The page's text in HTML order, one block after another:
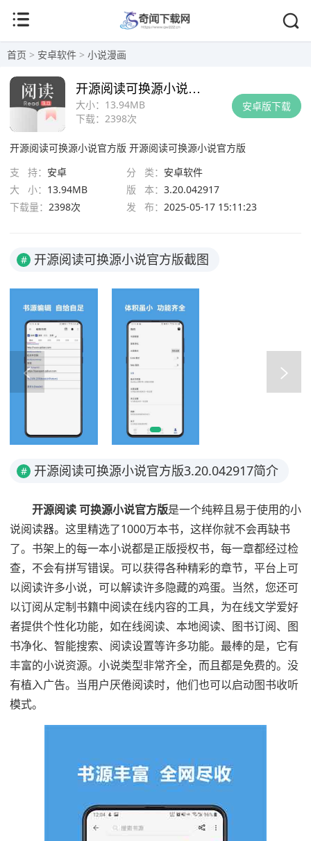
首页 > 安卓软件 > 小说漫画
安卓版下载
大小： 13.94MB
下载： 2398次
开源阅读可换源小说官方版
开源阅读可换源小说官方版 开源阅读可换源小说官方版
支 持： 安卓 分 类： 安卓软件
大 小： 13.94MB 版 本： 3.20.042917
下载量： 2398次 发 布： 2025-05-17 15:11:23
# 开源阅读可换源小说官方版截图
# 开源阅读可换源小说官方版3.20.042917简介
开源阅读 可换源小说官方版是一个纯粹且易于使用的小
说阅读器。这里精选了1000万本书，这样你就不会再缺书
了。书架上的每一本小说都是正版授权书，每一章都经过检
查，不会有拼写错误。可以获得各种精彩的章节，平台上可
以阅读许多小说，可以解读许多隐藏的鸡蛋。当然，您还可
以订阅从定制书籍中阅读在线内容的工具，为在线文学爱好
者提供个性化功能，如在线阅读、本地阅读、图书订阅、图
书净化、智能搜索、阅读设置等许多功能。最棒的是，它有
丰富的小说资源。小说类型非常齐全，而且都是免费的。没
有植入广告。当用户厌倦阅读时，他们也可以启动图书收听
模式。